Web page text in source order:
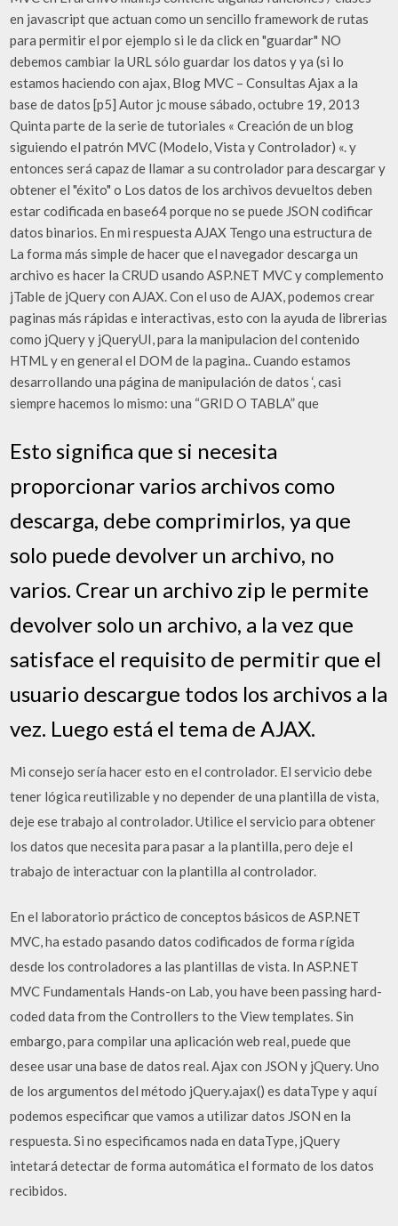
en javascript que actuan como un sencillo framework de rutas
para permitir el por ejemplo si le da click en "guardar" NO
debemos cambiar la URL sólo guardar los datos y ya (si lo
estamos haciendo con ajax, Blog MVC – Consultas Ajax a la
base de datos [p5] Autor jc mouse sábado, octubre 19, 2013
Quinta parte de la serie de tutoriales « Creación de un blog
siguiendo el patrón MVC (Modelo, Vista y Controlador) «. y
entonces será capaz de llamar a su controlador para descargar y
obtener el "éxito" o Los datos de los archivos devueltos deben
estar codificada en base64 porque no se puede JSON codificar
datos binarios. En mi respuesta AJAX Tengo una estructura de
La forma más simple de hacer que el navegador descarga un
archivo es hacer la CRUD usando ASP.NET MVC y complemento
jTable de jQuery con AJAX. Con el uso de AJAX, podemos crear
paginas más rápidas e interactivas, esto con la ayuda de librerias
como jQuery y jQueryUI, para la manipulacion del contenido
HTML y en general el DOM de la pagina.. Cuando estamos
desarrollando una página de manipulación de datos ‘, casi
siempre hacemos lo mismo: una “GRID O TABLA” que
Esto significa que si necesita
proporcionar varios archivos como
descarga, debe comprimirlos, ya que
solo puede devolver un archivo, no
varios. Crear un archivo zip le permite
devolver solo un archivo, a la vez que
satisface el requisito de permitir que el
usuario descargue todos los archivos a la
vez. Luego está el tema de AJAX.
Mi consejo sería hacer esto en el controlador. El servicio debe
tener lógica reutilizable y no depender de una plantilla de vista,
deje ese trabajo al controlador. Utilice el servicio para obtener
los datos que necesita para pasar a la plantilla, pero deje el
trabajo de interactuar con la plantilla al controlador.
En el laboratorio práctico de conceptos básicos de ASP.NET
MVC, ha estado pasando datos codificados de forma rígida
desde los controladores a las plantillas de vista. In ASP.NET
MVC Fundamentals Hands-on Lab, you have been passing hard-
coded data from the Controllers to the View templates. Sin
embargo, para compilar una aplicación web real, puede que
desee usar una base de datos real. Ajax con JSON y jQuery. Uno
de los argumentos del método jQuery.ajax() es dataType y aquí
podemos especificar que vamos a utilizar datos JSON en la
respuesta. Si no especificamos nada en dataType, jQuery
intetará detectar de forma automática el formato de los datos
recibidos.